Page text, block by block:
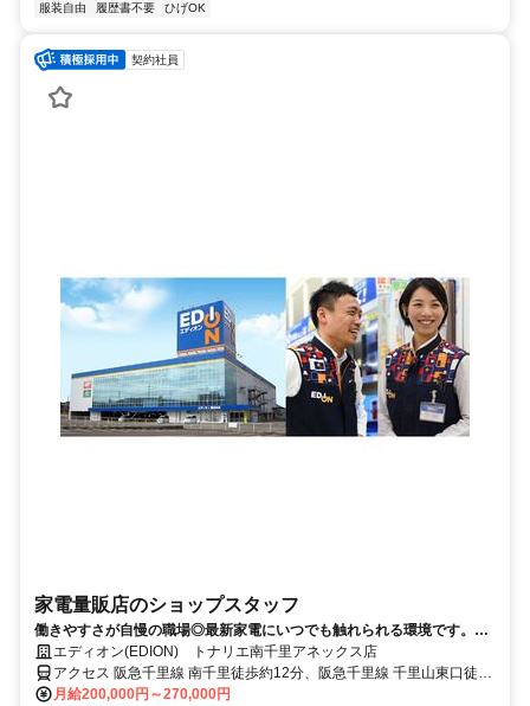
服装自由
履歴書不要 ひげOK
契約社員
家電量販店のショップスタッフ
働きやすさが自慢の職場◎最新家電にいつでも触れられる環境です。割
引制度などの嬉しい待遇もあり！
エディオン(EDION) トナリエ南千里アネックス店
アクセス 阪急千里線 南千里徒歩約12分、阪急千里線 千里山東口徒歩
約15分、北大阪急行電鉄 桃山台南口(東)徒歩約18分
月給200,000円～270,000円